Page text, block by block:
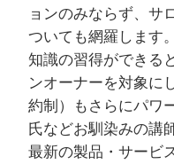
ョンのみならず、サ
ついても網羅します
知識の習得ができる
ンオーナーを対象に
約制）もさらにパワ
氏などお馴染みの講
最新の製品・サービ